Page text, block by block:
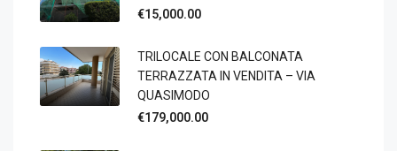
€15,000.00
TRILOCALE CON BALCONATA
TERRAZZATA IN VENDITA – VIA
QUASIMODO
€179,000.00